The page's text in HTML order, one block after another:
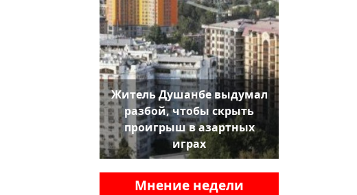
Житель Душанбе выдумал
разбой, чтобы скрыть
проигрыш в азартных
играх
Мнение недели